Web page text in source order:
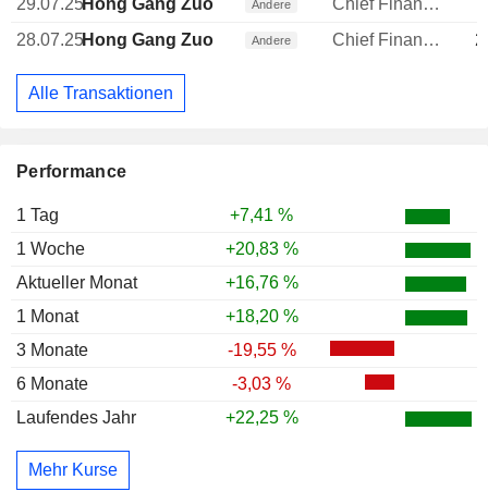
Performance
1 Tag
+7,41 %
1 Woche
+20,83 %
Aktueller Monat
+16,76 %
1 Monat
+18,20 %
3 Monate
-19,55 %
6 Monate
-3,03 %
Laufendes Jahr
+22,25 %
Mehr Kurse
29.07.25Hong Gang Zuo Andere Chief Financial Officer (CFO)
28.07.25Hong Gang Zuo Andere Chief Financial Officer (CFO)
Alle Transaktionen